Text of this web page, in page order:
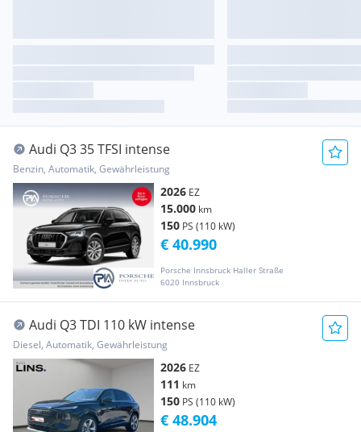
Audi Q3 35 TFSI intense
Benzin, Automatik, Gewährleistung
2026 EZ
15.000 km
150 PS (110 kW)
Porsche Innsbruck Haller Straße
6020 Innsbruck
€ 40.990
Audi Q3 TDI 110 kW intense
Diesel, Automatik, Gewährleistung
2026 EZ
111 km
150 PS (110 kW)
€ 48.904